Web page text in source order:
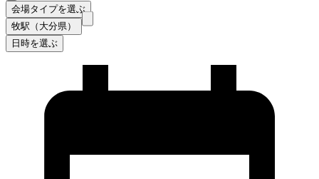
会場タイプを選ぶ
牧駅（大分県）
日時を選ぶ